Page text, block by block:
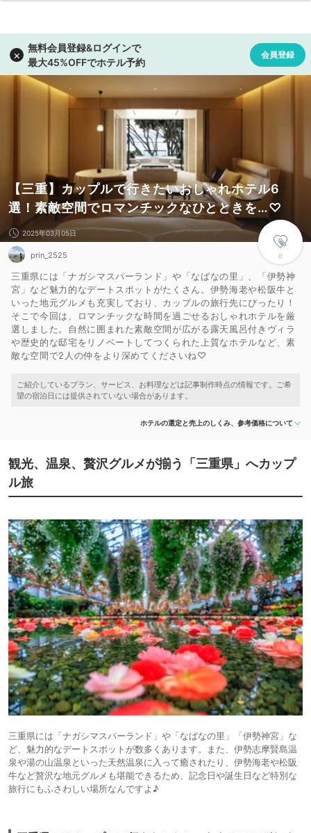
【三重】カップルで行きたいおしゃれホテル6
選！素敵空間でロマンチックなひとときを…♡
0
2025年03月05日
prin_2525
三重県には「ナガシマスパーランド」や「なばなの里」、「伊勢神
宮」など魅力的なデートスポットがたくさん。伊勢海老や松阪牛と
いった地元グルメも充実しており、カップルの旅行先にぴったり！
そこで今回は、ロマンチックな時間を過ごせるおしゃれホテルを厳
選しました。自然に囲まれた素敵空間が広がる露天風呂付きヴィラ
や歴史的な邸宅をリノベートしてつくられた上質なホテルなど、素
敵な空間で2人の仲をより深めてくださいね♡
ホテルの選定と売上のしくみ、参考価格について
観光、温泉、贅沢グルメが揃う「三重県」へカップ
ル旅
三重県には「ナガシマスパーランド」や「なばなの里」「伊勢神宮」な
ど、魅力的なデートスポットが数多くあります。また、伊勢志摩賢島温
泉や湯の山温泉といった天然温泉に入って癒されたり、伊勢海老や松阪
牛など贅沢な地元グルメも堪能できるため、記念日や誕生日など特別な
旅行にもふさわしい場所なんですよ♪